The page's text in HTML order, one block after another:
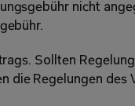
nicht
Sollten
die Regelungen des